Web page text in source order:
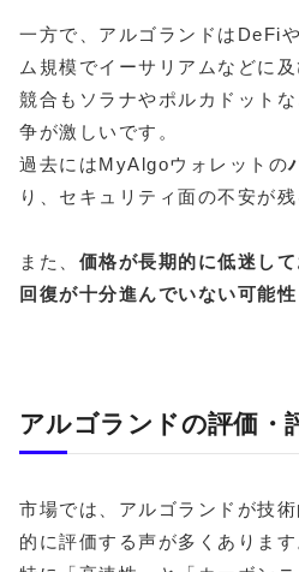
一方で、アルゴランドはDeFi
ム規模でイーサリアムなどに及
競合もソラナやポルカドット
争が激しいです。
過去にはMyAlgoウォレットの
り、セキュリティ面の不安が
また、 価格が長期的に低迷し
回復が十分進んでいない可能
アルゴランドの評価・
市場では、アルゴランドが技
的に評価する声が多くあります